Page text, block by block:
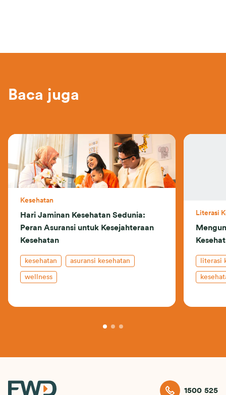
Baca juga
Kesehatan
Hari Jaminan Kesehatan Sedunia:
Peran Asuransi untuk Kesejahteraan
Kesehatan
kesehatan asuransi kesehatan
wellness
Literasi
literasi
1500 525